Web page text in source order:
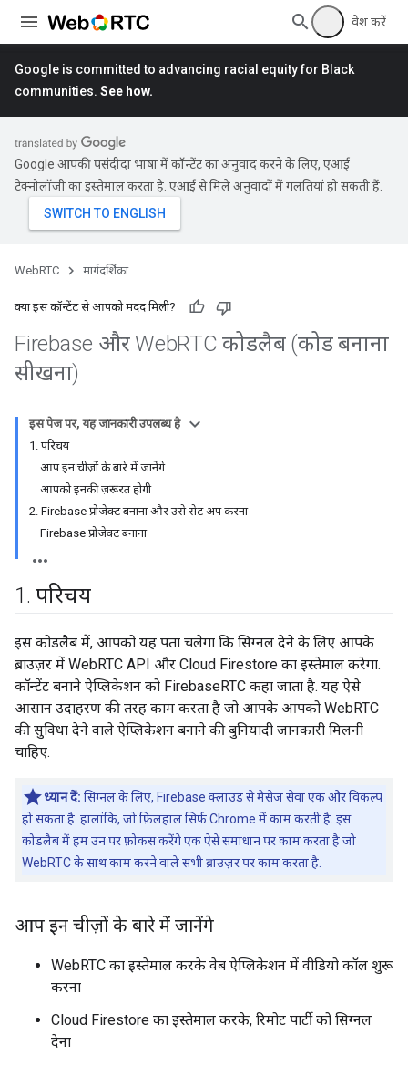
प्रवेश करें
Google is committed to advancing racial equity for Black
communities. See how.
Google आपकी पसंदीदा भाषा में कॉन्टेंट का अनुवाद करने के लिए, एआई
टेक्नोलॉजी का इस्तेमाल करता है. एआई से मिले अनुवादों में गलतियां हो सकती हैं.
WebRTC मार्गदर्शिका
क्या इस कॉन्टेंट से आपको मदद मिली?
Firebase और WebRTC कोडलैब (कोड बनाना
सीखना)
इस पेज पर, यह जानकारी उपलब्ध है
1. परिचय
आप इन चीज़ों के बारे में जानेंगे
आपको इनकी ज़रूरत होगी
2. Firebase प्रोजेक्ट बनाना और उसे सेट अप करना
Firebase प्रोजेक्ट बनाना
1. परिचय
इस कोडलैब में, आपको यह पता चलेगा कि सिग्नल देने के लिए आपके
ब्राउज़र में WebRTC API और Cloud Firestore का इस्तेमाल करेगा.
कॉन्टेंट बनाने ऐप्लिकेशन को FirebaseRTC कहा जाता है. यह ऐसे
आसान उदाहरण की तरह काम करता है जो आपके आपको WebRTC
की सुविधा देने वाले ऐप्लिकेशन बनाने की बुनियादी जानकारी मिलनी
चाहिए.
ध्यान दें: सिग्नल के लिए, Firebase क्लाउड से मैसेज सेवा एक और विकल्प
हो सकता है. हालांकि, जो फ़िलहाल सिर्फ़ Chrome में काम करती है. इस
कोडलैब में हम उन पर फ़ोकस करेंगे एक ऐसे समाधान पर काम करता है जो
WebRTC के साथ काम करने वाले सभी ब्राउज़र पर काम करता है.
आप इन चीज़ों के बारे में जानेंगे
WebRTC का इस्तेमाल करके वेब ऐप्लिकेशन में वीडियो कॉल शुरू
करना
Cloud Firestore का इस्तेमाल करके, रिमोट पार्टी को सिग्नल
देना